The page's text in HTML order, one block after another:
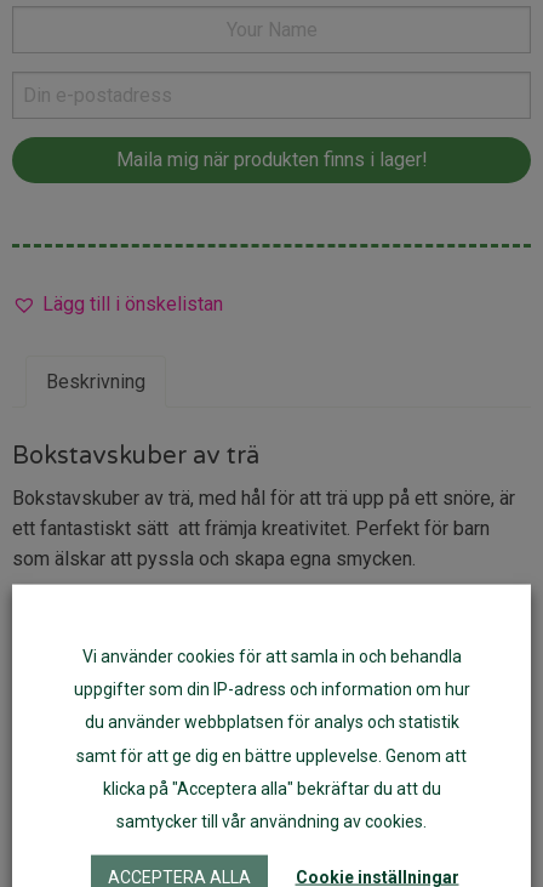
Lägg till i önskelistan
Beskrivning
Bokstavskuber av trä
Bokstavskuber av trä, med hål för att trä upp på ett snöre, är
ett fantastiskt sätt att främja kreativitet. Perfekt för barn
som älskar att pyssla och skapa egna smycken.
bokstäverna på ett snöre. Du behöver bara trä bokstäverna på
ett snöre. Varje kub är noggrant tillverkad av högkvalitativt trä
för att säkerställa hållbarhet och säkerhet för ditt barn.
Åldersrekommendation:4+
Trä
Antal delar:325
Vi använder cookies för att samla in och behandla
uppgifter som din IP-adress och information om hur
du använder webbplatsen för analys och statistik
samt för att ge dig en bättre upplevelse. Genom att
klicka på "Acceptera alla" bekräftar du att du
samtycker till vår användning av cookies.
ACCEPTERA ALLA Cookie inställningar